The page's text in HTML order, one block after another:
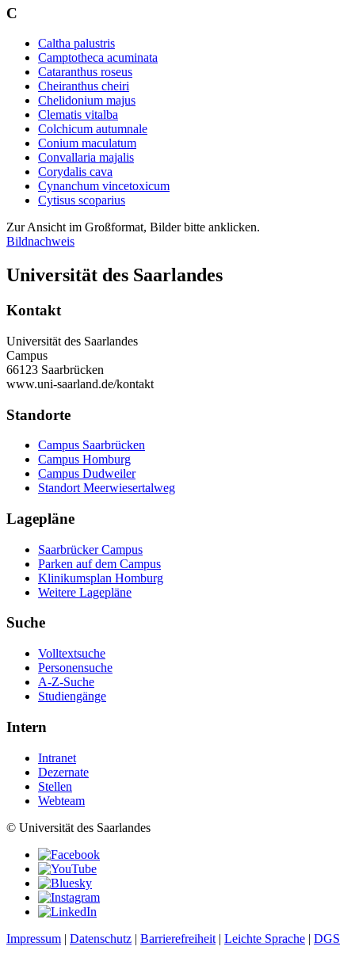
C
Caltha palustris
Camptotheca acuminata
Cataranthus roseus
Cheiranthus cheiri
Chelidonium majus
Clematis vitalba
Colchicum autumnale
Conium maculatum
Convallaria majalis
Corydalis cava
Cynanchum vincetoxicum
Cytisus scoparius
Zur Ansicht im Großformat, Bilder bitte anklicken.
Bildnachweis
Universität des Saarlandes
Kontakt
Universität des Saarlandes
Campus
66123 Saarbrücken
www.uni-saarland.de/kontakt
Standorte
Campus Saarbrücken
Campus Homburg
Campus Dudweiler
Standort Meerwiesertalweg
Lagepläne
Saarbrücker Campus
Parken auf dem Campus
Klinikumsplan Homburg
Weitere Lagepläne
Suche
Volltextsuche
Personensuche
A-Z-Suche
Studiengänge
Intern
Intranet
Dezernate
Stellen
Webteam
© Universität des Saarlandes
Impressum | Datenschutz | Barrierefreiheit | Leichte Sprache | DGS